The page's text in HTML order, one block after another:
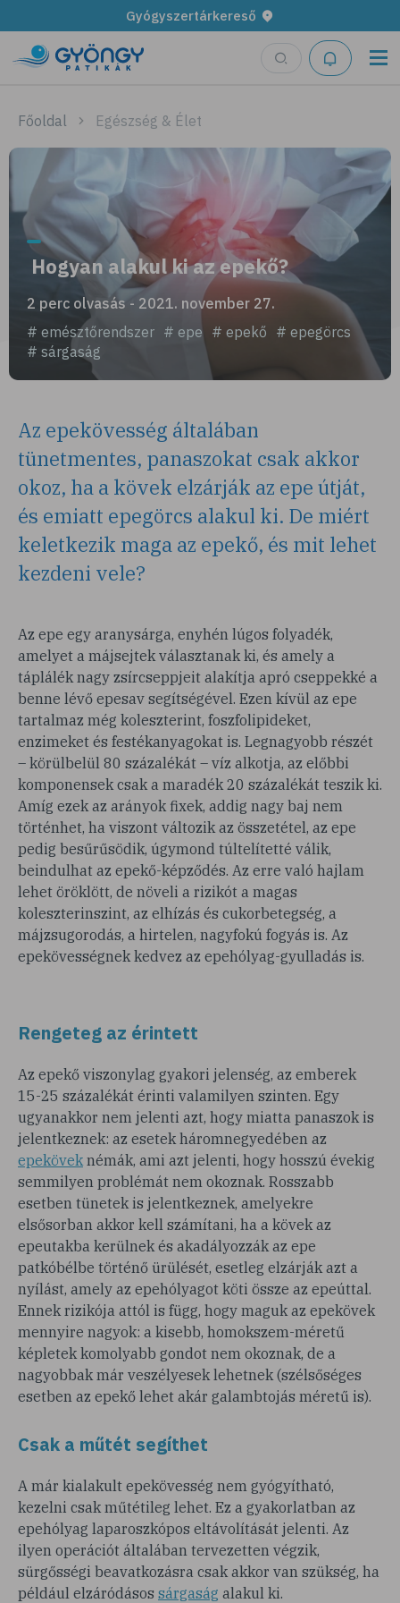
Gyógyszertárkereső
Főoldal Egészség & Élet
Hogyan alakul ki az epekő?
2 perc olvasás - 2021. november 27.
# emésztőrendszer # epe # epekő # epegörcs
# sárgaság
Az epekövesség általában
tünetmentes, panaszokat csak akkor
okoz, ha a kövek elzárják az epe útját,
és emiatt epegörcs alakul ki. De miért
keletkezik maga az epekő, és mit lehet
kezdeni vele?
Az epe egy aranysárga, enyhén lúgos folyadék,
amelyet a májsejtek választanak ki, és amely a
táplálék nagy zsírcseppjeit alakítja apró cseppekké a
benne lévő epesav segítségével. Ezen kívül az epe
tartalmaz még koleszterint, foszfolipideket,
enzimeket és festékanyagokat is. Legnagyobb részét
– körülbelül 80 százalékát – víz alkotja, az előbbi
komponensek csak a maradék 20 százalékát teszik ki.
Amíg ezek az arányok fixek, addig nagy baj nem
történhet, ha viszont változik az összetétel, az epe
pedig besűrűsödik, úgymond túltelítetté válik,
beindulhat az epekő-képződés. Az erre való hajlam
lehet öröklött, de növeli a rizikót a magas
koleszterinszint, az elhízás és cukorbetegség, a
májzsugorodás, a hirtelen, nagyfokú fogyás is. Az
epekövességnek kedvez az epehólyag-gyulladás is.
Rengeteg az érintett
Az epekő viszonylag gyakori jelenség, az emberek
15-25 százalékát érinti valamilyen szinten. Egy
ugyanakkor nem jelenti azt, hogy miatta panaszok is
jelentkeznek: az esetek háromnegyedében az
epeköveknémák, ami azt jelenti, hogy hosszú évekig
semmilyen problémát nem okoznak. Rosszabb
esetben tünetek is jelentkeznek, amelyekre
elsősorban akkor kell számítani, ha a kövek az
epeutakba kerülnek és akadályozzák az epe
patkóbélbe történő ürülését, esetleg elzárják azt a
nyílást, amely az epehólyagot köti össze az epeúttal.
Ennek rizikója attól is függ, hogy maguk az epekövek
mennyire nagyok: a kisebb, homokszem-méretű
képletek komolyabb gondot nem okoznak, de a
nagyobbak már veszélyesek lehetnek (szélsőséges
esetben az epekő lehet akár galambtojás méretű is).
Csak a műtét segíthet
A már kialakult epekövesség nem gyógyítható,
kezelni csak műtétileg lehet. Ez a gyakorlatban az
epehólyag laparoszkópos eltávolítását jelenti. Az
ilyen operációt általában tervezetten végzik,
sürgősségi beavatkozásra csak akkor van szükség, ha
például elzáródásos sárgaság alakul ki.